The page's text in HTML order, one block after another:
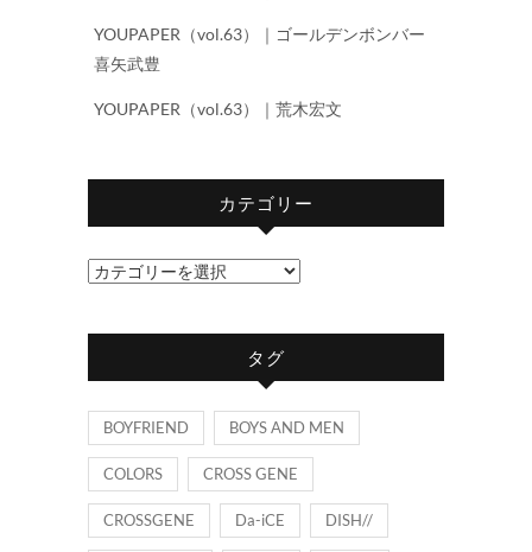
YOUPAPER（vol.63）｜ゴールデンボンバー
喜矢武豊
YOUPAPER（vol.63）｜荒木宏文
カテゴリー
カ
ゴ
タグ
BOYFRIEND BOYS AND MEN
COLORS CROSS GENE
CROSSGENE Da-iCE DISH//